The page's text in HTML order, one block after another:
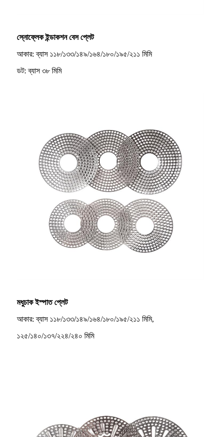
স্নোফ্লেক ইন্ডাকশন বেস প্লেট
আকার: ব্যাস ১১৮/১৩৩/১৪৯/১৬৪/১৮০/১৯৫/২১১ মিমি
ডট: ব্যাস ৩৮ মিমি
মধুচাক ইস্পাত প্লেট
আকার: ব্যাস ১১৮/১৩৩/১৪৯/১৬৪/১৮০/১৯৫/২১১ মিমি,
১২৫/১৪০/১৩৭/২২৪/২৪০ মিমি